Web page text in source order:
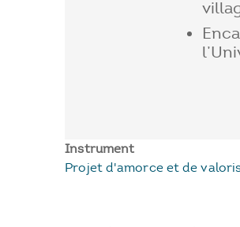
Instrument
Projet d'amorce et de